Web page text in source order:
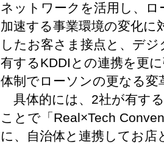
ネットワークを活用し、
加速する事業環境の変化に
したお客さま接点と、デ
有するKDDIとの連携を更
体制でローソンの更なる
具体的には、2社が有す
ことで「Real×Tech
に、自治体と連携してお店